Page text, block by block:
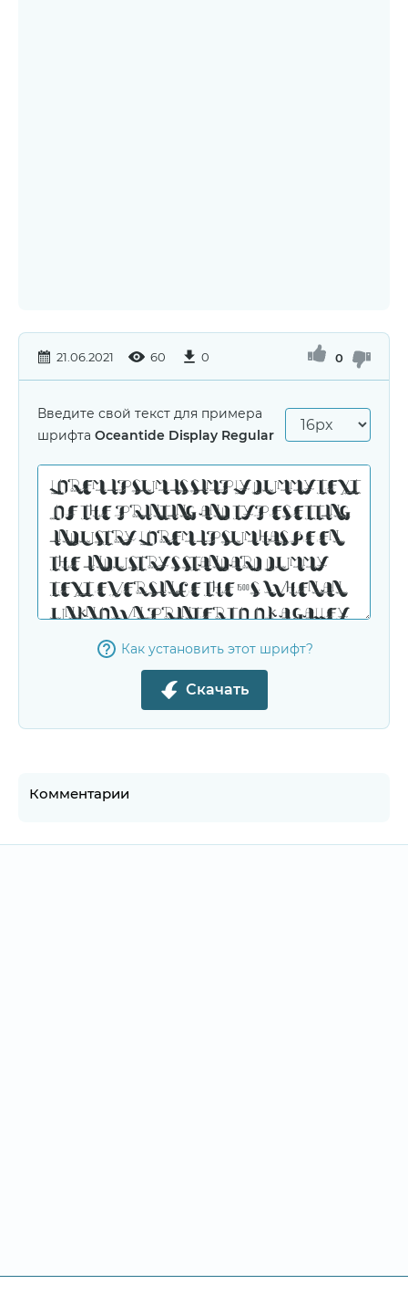
21.06.2021 60 0 0
Введите свой текст для примера
шрифта Oceantide Display Regular
Как установить этот шрифт?
Скачать
Комментарии